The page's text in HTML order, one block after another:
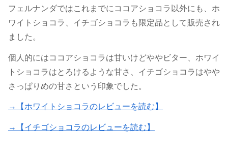
フェルナンダではこれまでにココアショコラ以外にも、ホ
ワイトショコラ、イチゴショコラも限定品として販売され
ました。
個人的にはココアショコラは甘いけどややビター、ホワイ
トショコラはとろけるような甘さ、イチゴショコラはやや
さっぱりめの甘さという印象でした。
→【ホワイトショコラのレビューを読む】
→【イチゴショコラのレビューを読む】